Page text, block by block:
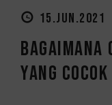
15.JUN.2021
Bagaimana
yang Cocok